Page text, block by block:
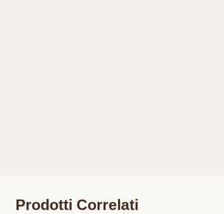
Prodotti Correlati